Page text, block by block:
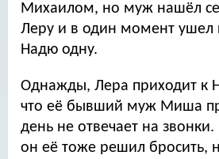
Михаилом, но муж нашёл
Леру и в один момент ушел
Надю одну.
Однажды, Лера приходит к
что её бывший муж Миша
день не отвечает на
он её тоже решил бросить,